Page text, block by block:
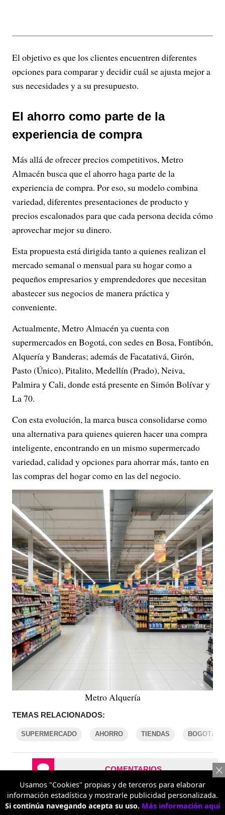
El objetivo es que los clientes encuentren diferentes
opciones para comparar y decidir cuál se ajusta mejor a
sus necesidades y a su presupuesto.
El ahorro como parte de la
experiencia de compra
Más allá de ofrecer precios competitivos, Metro
Almacén busca que el ahorro haga parte de la
experiencia de compra. Por eso, su modelo combina
variedad, diferentes presentaciones de producto y
precios escalonados para que cada persona decida cómo
aprovechar mejor su dinero.
Esta propuesta está dirigida tanto a quienes realizan el
mercado semanal o mensual para su hogar como a
pequeños empresarios y emprendedores que necesitan
abastecer sus negocios de manera práctica y
conveniente.
Actualmente, Metro Almacén ya cuenta con
supermercados en Bogotá, con sedes en Bosa, Fontibón,
Alquería y Banderas; además de Facatativá, Girón,
Pasto (Único), Pitalito, Medellín (Prado), Neiva,
Palmira y Cali, donde está presente en Simón Bolívar y
La 70.
Con esta evolución, la marca busca consolidarse como
una alternativa para quienes quieren hacer una compra
inteligente, encontrando en un mismo supermercado
variedad, calidad y opciones para ahorrar más, tanto en
las compras del hogar como en las del negocio.
Metro Alquería
TEMAS RELACIONADOS:
SUPERMERCADO AHORRO TIENDAS BOGOTÁ
COMENTARIOS
REPORTAR UN ERROR
Usamos "Cookies" propias y de terceros para elaborar
información estadística y mostrarle publicidad personalizada.
Si continúa navegando acepta su uso. Más información aquí